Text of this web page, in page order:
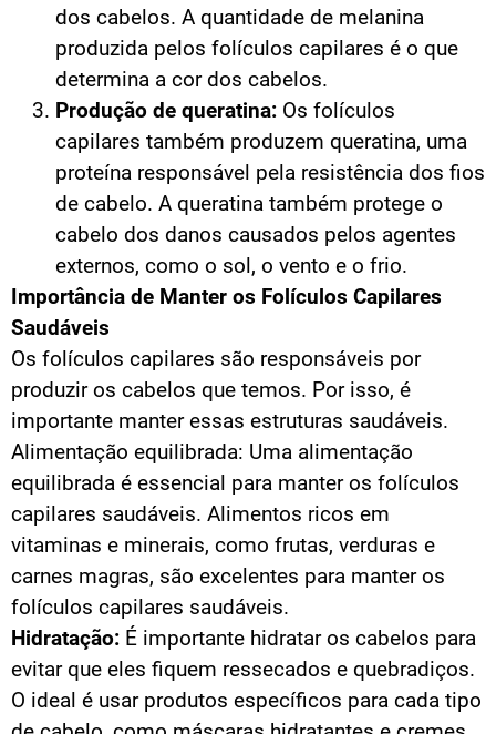
dos cabelos. A quantidade de melanina
produzida pelos folículos capilares é o que
determina a cor dos cabelos.
Produção de queratina: Os folículos
capilares também produzem queratina, uma
proteína responsável pela resistência dos fios
de cabelo. A queratina também protege o
cabelo dos danos causados pelos agentes
externos, como o sol, o vento e o frio.
Importância de Manter os Folículos Capilares
Saudáveis
Os folículos capilares são responsáveis por
produzir os cabelos que temos. Por isso, é
importante manter essas estruturas saudáveis.
Alimentação equilibrada: Uma alimentação
equilibrada é essencial para manter os folículos
capilares saudáveis. Alimentos ricos em
vitaminas e minerais, como frutas, verduras e
carnes magras, são excelentes para manter os
folículos capilares saudáveis.
Hidratação: É importante hidratar os cabelos para
evitar que eles fiquem ressecados e quebradiços.
O ideal é usar produtos específicos para cada tipo